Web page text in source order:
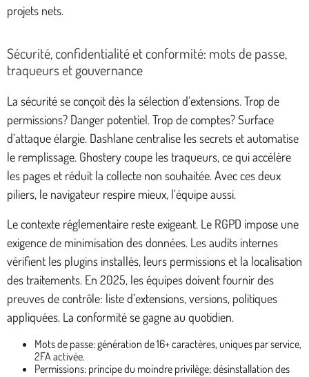
projets nets.
Sécurité, confidentialité et conformité: mots de passe,
traqueurs et gouvernance
La sécurité se conçoit dès la sélection d’extensions. Trop de
permissions? Danger potentiel. Trop de comptes? Surface
d’attaque élargie. Dashlane centralise les secrets et automatise
le remplissage. Ghostery coupe les traqueurs, ce qui accélère
les pages et réduit la collecte non souhaitée. Avec ces deux
piliers, le navigateur respire mieux, l’équipe aussi.
Le contexte réglementaire reste exigeant. Le RGPD impose une
exigence de minimisation des données. Les audits internes
vérifient les plugins installés, leurs permissions et la localisation
des traitements. En 2025, les équipes doivent fournir des
preuves de contrôle: liste d’extensions, versions, politiques
appliquées. La conformité se gagne au quotidien.
Mots de passe: génération de 16+ caractères, uniques par service,
2FA activée.
Permissions: principe du moindre privilège; désinstallation des